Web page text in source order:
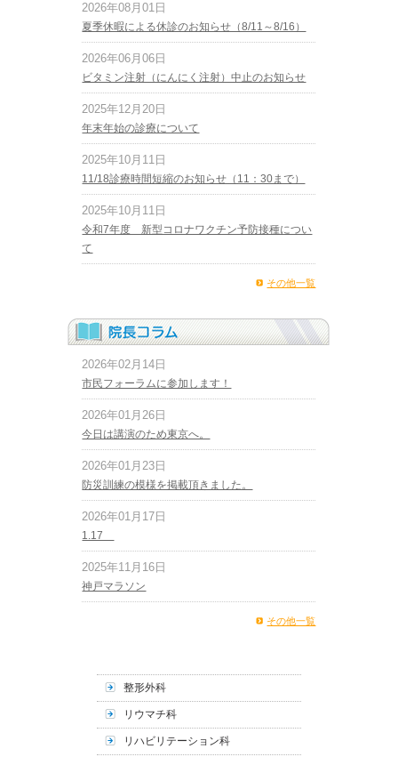
2026年08月01日
夏季休暇による休診のお知らせ（8/11～8/16）
2026年06月06日
ビタミン注射（にんにく注射）中止のお知らせ
2025年12月20日
年末年始の診療について
2025年10月11日
11/18診療時間短縮のお知らせ（11：30まで）
2025年10月11日
令和7年度 新型コロナワクチン予防接種につい
て
その他一覧
2026年02月14日
市民フォーラムに参加します！
2026年01月26日
今日は講演のため東京へ。
2026年01月23日
防災訓練の模様を掲載頂きました。
2026年01月17日
1.17
2025年11月16日
神戸マラソン
その他一覧
整形外科
リウマチ科
リハビリテーション科